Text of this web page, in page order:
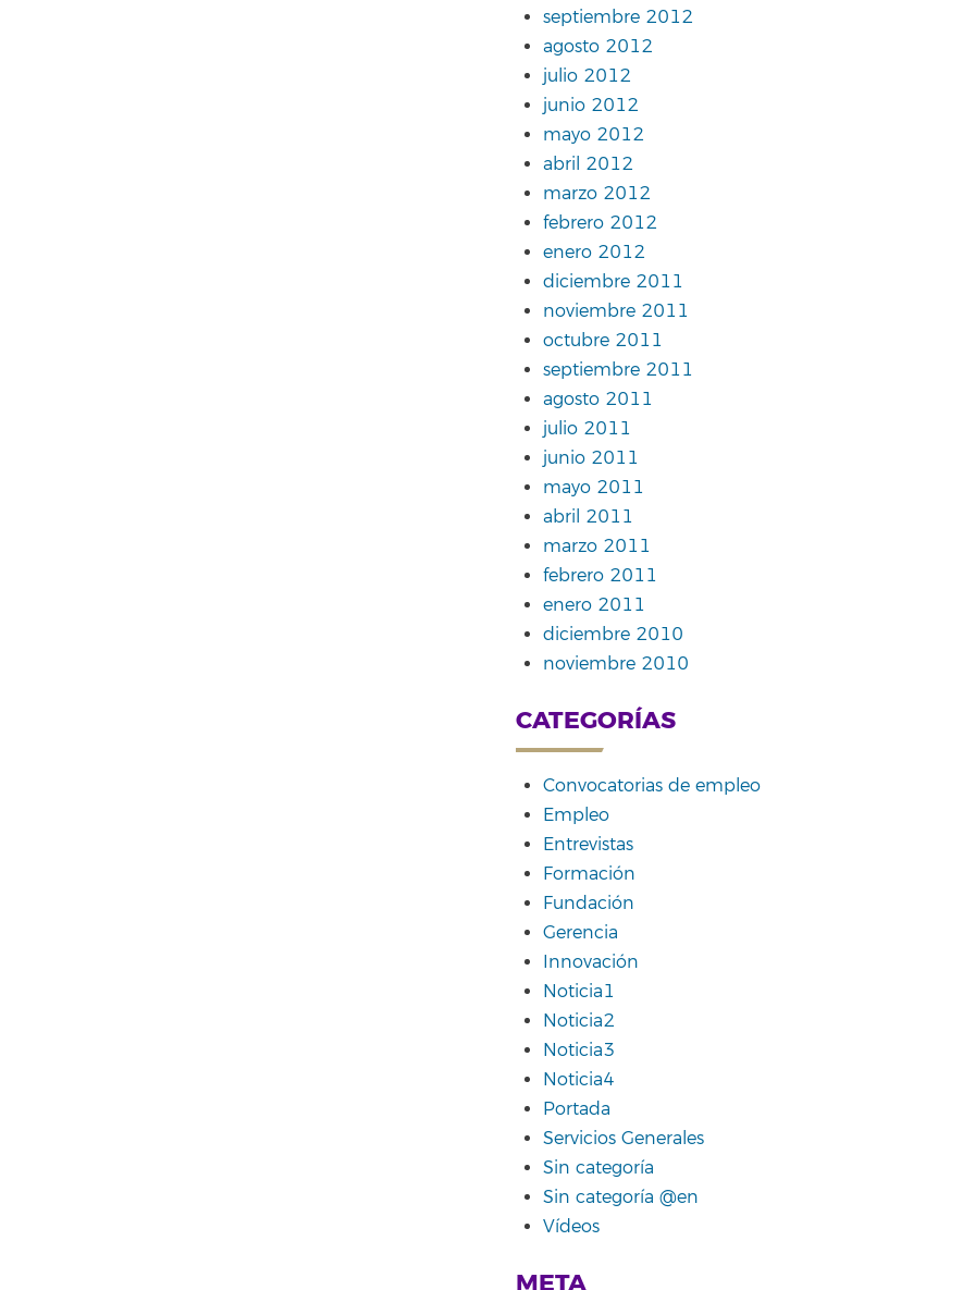
septiembre 2012
agosto 2012
julio 2012
junio 2012
mayo 2012
abril 2012
marzo 2012
febrero 2012
enero 2012
diciembre 2011
noviembre 2011
octubre 2011
septiembre 2011
agosto 2011
julio 2011
junio 2011
mayo 2011
abril 2011
marzo 2011
febrero 2011
enero 2011
diciembre 2010
noviembre 2010
CATEGORÍAS
Convocatorias de empleo
Empleo
Entrevistas
Formación
Fundación
Gerencia
Innovación
Noticia1
Noticia2
Noticia3
Noticia4
Portada
Servicios Generales
Sin categoría
Sin categoría @en
Vídeos
META